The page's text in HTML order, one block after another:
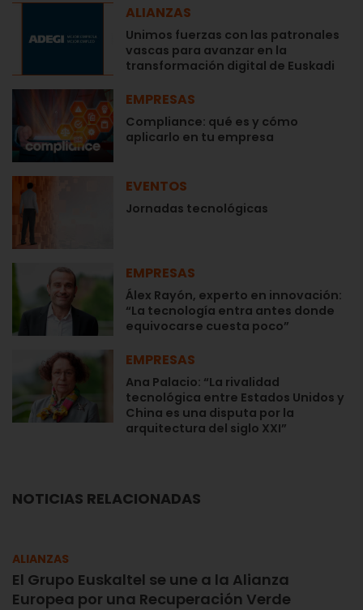
ALIANZAS
Unimos fuerzas con las patronales
vascas para avanzar en la
transformación digital de Euskadi
EMPRESAS
Compliance: qué es y cómo
aplicarlo en tu empresa
EVENTOS
Jornadas tecnológicas
EMPRESAS
Álex Rayón, experto en innovación:
“La tecnología entra antes donde
equivocarse cuesta poco”
EMPRESAS
Ana Palacio: “La rivalidad
tecnológica entre Estados Unidos y
China es una disputa por la
arquitectura del siglo XXI”
NOTICIAS RELACIONADAS
ALIANZAS
El Grupo Euskaltel se une a la Alianza
Europea por una Recuperación Verde